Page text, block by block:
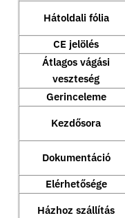
Hátoldali fólia
CE jelölés
Átlagos vágási
veszteség
Gerinceleme
Kezdősora
Dokumentáció
Elérhetősége
Házhoz szállítás